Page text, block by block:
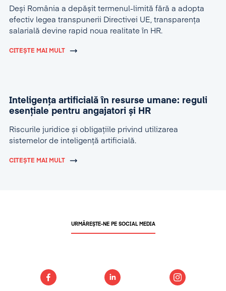
Deși România a depășit termenul-limită fără a adopta
efectiv legea transpunerii Directivei UE, transparența
salarială devine rapid noua realitate în HR.
CITEȘTE MAI MULT
Inteligența artificială în resurse umane: reguli
esențiale pentru angajatori și HR
Riscurile juridice și obligațiile privind utilizarea
sistemelor de inteligență artificială.
CITEȘTE MAI MULT
URMĂREȘTE-NE PE SOCIAL MEDIA